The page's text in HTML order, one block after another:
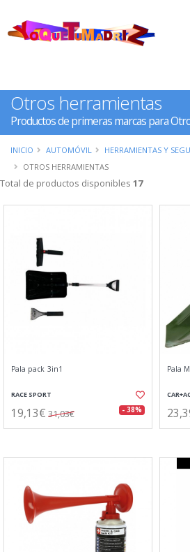
Otros herramientas
Productos de primeras marcas para
INICIO AUTOMÓVIL
HERRAMIENTAS Y
OTROS HERRAMIENTAS
Total de productos disponibles 17
Pala pack 3in1
RACE SPORT
19,13€ 31,03€ - 38%
Pala